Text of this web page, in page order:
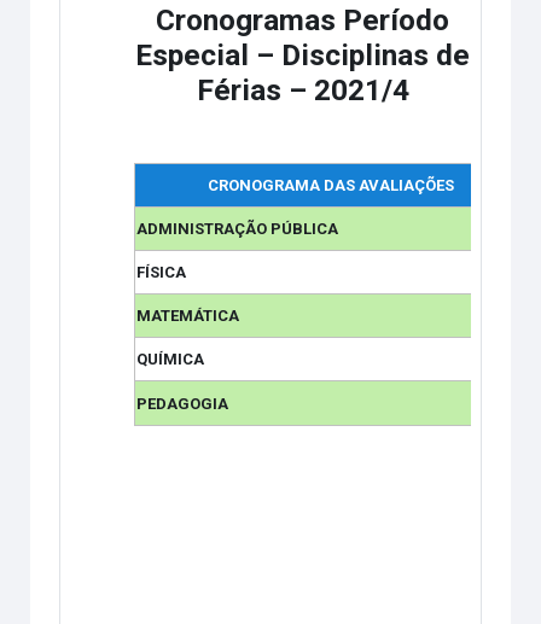
Cronogramas Período
Especial – Disciplinas de
Férias – 2021/4
CRONOGRAMA DAS AVALIAÇÕES
ADMINISTRAÇÃO PÚBLICA
FÍSICA
MATEMÁTICA
QUÍMICA
PEDAGOGIA